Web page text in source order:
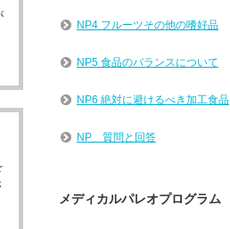
NP4 フルーツその他の嗜好品
NP5 食品のバランスについて
NP6 絶対に避けるべき加工食品
NP 質問と回答
メディカルパレオプログラム